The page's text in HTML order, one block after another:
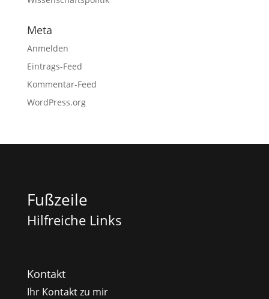
Meta
Anmelden
Eintrags-Feed
Kommentar-Feed
WordPress.org
Fußzeile
Hilfreiche Links
Kontakt
Ihr Kontakt zu mir